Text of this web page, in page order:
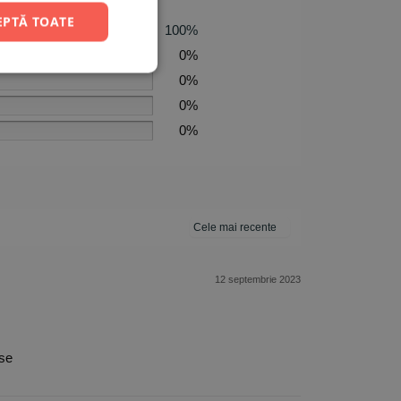
100%
0%
0%
0%
0%
12 septembrie 2023
TOATE